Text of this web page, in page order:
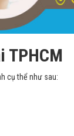
TPHCM
cụ thể như sau: